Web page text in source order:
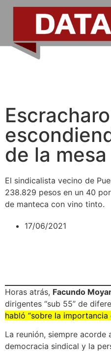
de la mesa
El sindicalista vecino de
238.829 pesos en un 40
de manteca con vino tinto.
17/06/2021
Horas atrás, Facundo
dirigentes “sub 55” de
habló “sobre la
La reunión, siempre
democracia sindical y la